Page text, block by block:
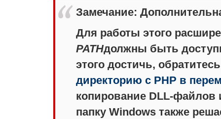
Замечание:
Для работы этого
PATHдолжны быть
этого достичь,
директорию с PHP в
копирование DLL-файлов
папку Windows также